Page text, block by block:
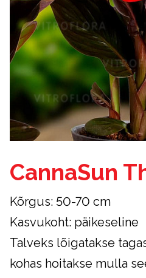
CannaSun
Kõrgus: 50-70 cm
Kasvukoht: päikeseline
Talveks lõigatakse
kohas hoitakse mulla